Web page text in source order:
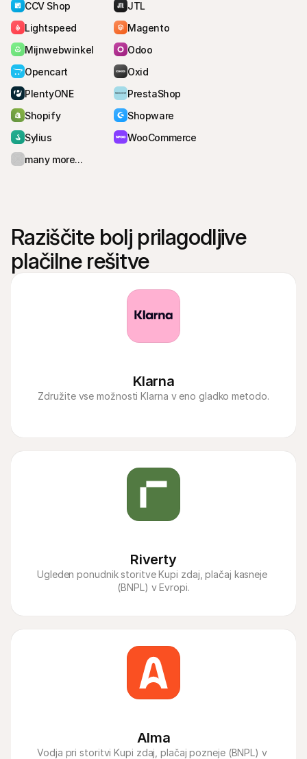
CCV Shop
JTL
Lightspeed
Magento
Mijnwebwinkel
Odoo
Opencart
Oxid
PlentyONE
PrestaShop
Shopify
Shopware
Sylius
WooCommerce
many more...
Raziščite bolj prilagodljive
plačilne rešitve
Klarna
Združite vse možnosti Klarna v eno gladko metodo.
Riverty
Ugleden ponudnik storitve Kupi zdaj, plačaj kasneje
(BNPL) v Evropi.
Alma
Vodja pri storitvi Kupi zdaj, plačaj pozneje (BNPL) v